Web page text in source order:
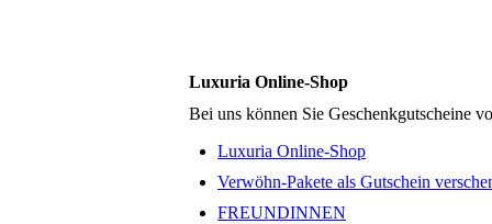
Luxuria Online-Shop
Bei uns können Sie Geschenkgutscheine
Luxuria Online-Shop
Verwöhn-Pakete als Gutschein
FREUNDINNEN